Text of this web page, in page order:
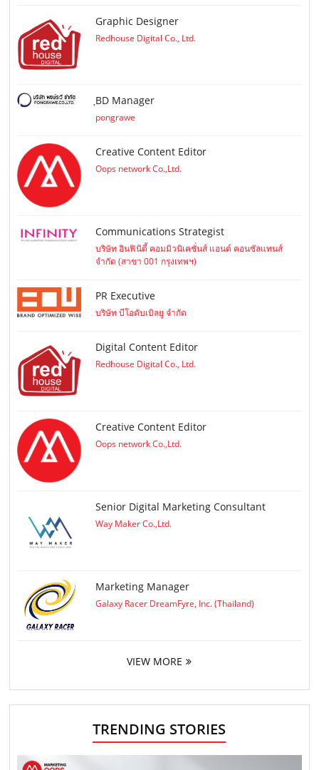
Graphic Designer
Redhouse Digital Co., Ltd.
ฺBD Manager
pongrawe
Creative Content Editor
Oops network Co.,Ltd.
Communications Strategist
บริษัท อินฟินิตี้ คอมมิวนิเคชั่นส์ แอนด์ คอนซัลแทนส์
จำกัด (สาขา 001 กรุงเทพฯ)
PR Executive
บริษัท บีโอดับเบิลยู จำกัด
Digital Content Editor
Redhouse Digital Co., Ltd.
Creative Content Editor
Oops network Co.,Ltd.
Senior Digital Marketing Consultant
Way Maker Co.,Ltd.
Marketing Manager
Galaxy Racer DreamFyre, Inc. (Thailand)
VIEW MORE
TRENDING STORIES